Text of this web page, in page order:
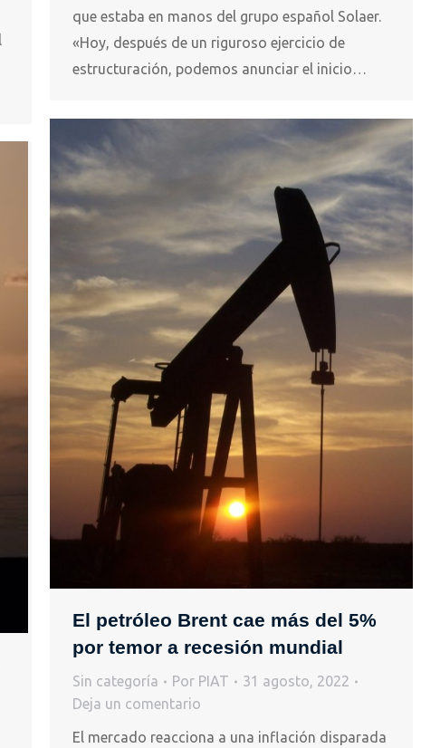
que estaba en manos del grupo español Solaer.
«Hoy, después de un riguroso ejercicio de
estructuración, podemos anunciar el inicio…
El petróleo Brent cae más del 5%
por temor a recesión mundial
Sin categoría Por PIAT
31 agosto, 2022
Deja un comentario
El mercado reacciona a una inflación disparada